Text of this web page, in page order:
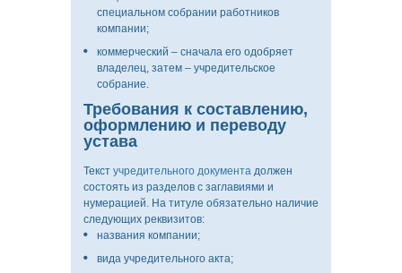
специальном собрании работников
компании;
коммерческий – сначала его одобряет
владелец, затем – учредительское
собрание.
Требования к составлению,
оформлению и переводу
устава
Текст учредительного документа должен
состоять из разделов с заглавиями и
нумерацией. На титуле обязательно наличие
следующих реквизитов:
названия компании;
вида учредительного акта;